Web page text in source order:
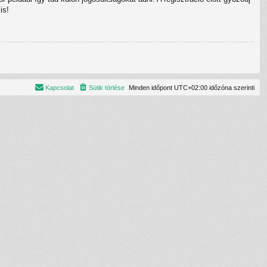
Minden időpont UTC+02:00 időzóna szerinti
Sütik törlése
Kapcsolat